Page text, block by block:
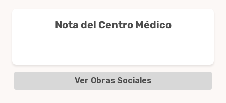
Nota del Centro Médico
Ver Obras Sociales